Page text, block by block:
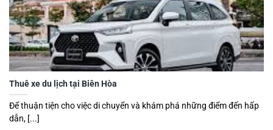
Thuê xe du lịch tại Biên Hòa
Để thuận tiện cho việc di chuyển và khám phá những điểm đến hấp
dẫn, [...]